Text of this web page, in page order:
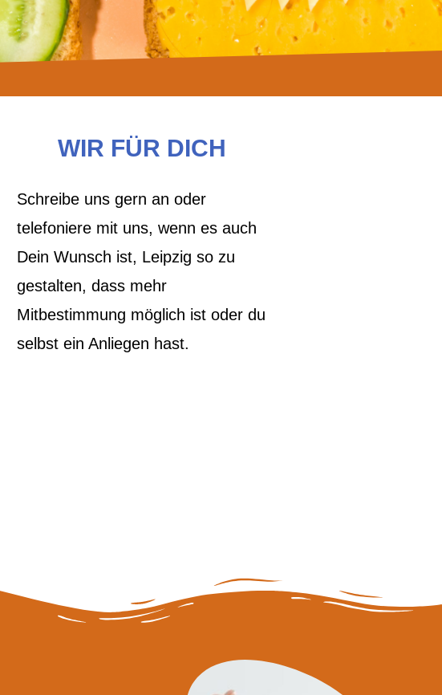
WIR FÜR DICH
Schreibe uns gern an oder
telefoniere mit uns, wenn es auch
Dein Wunsch ist, Leipzig so zu
gestalten, dass mehr
Mitbestimmung möglich ist oder du
selbst ein Anliegen hast.